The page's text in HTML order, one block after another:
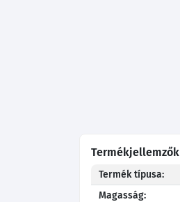
Termékjellemzők
Termék típusa:
Magasság: